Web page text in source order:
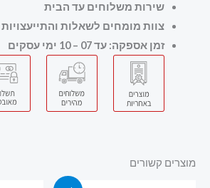
שירות משלוחים עד הבית
צוות מומחים לשאלות והתייעצויות
זמן אספקה: עד 07 – 10 ימי עסקים
מוצרים קשורים